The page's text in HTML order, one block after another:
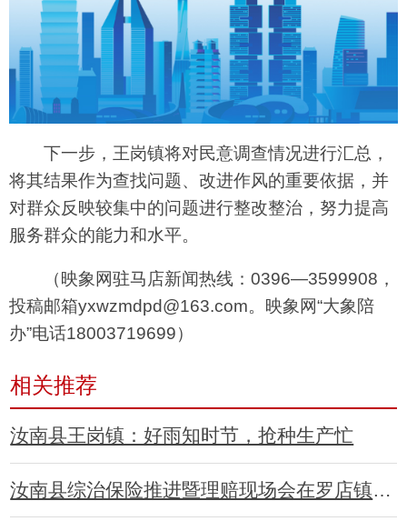
下一步，王岗镇将对民意调查情况进行汇总，
将其结果作为查找问题、改进作风的重要依据，并
对群众反映较集中的问题进行整改整治，努力提高
服务群众的能力和水平。
（映象网驻马店新闻热线：0396—3599908，
投稿邮箱yxwzmdpd@163.com。映象网“大象陪
办”电话18003719699）
相关推荐
汝南县王岗镇：好雨知时节，抢种生产忙
汝南县综治保险推进暨理赔现场会在罗店镇召开